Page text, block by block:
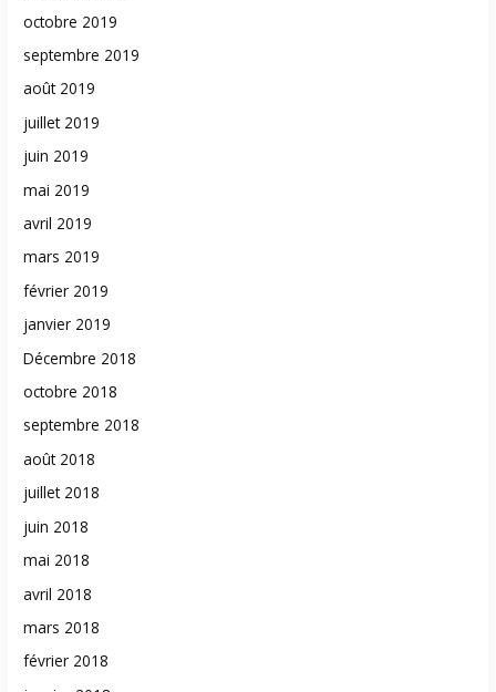
octobre 2019
septembre 2019
août 2019
juillet 2019
juin 2019
mai 2019
avril 2019
mars 2019
février 2019
janvier 2019
Décembre 2018
octobre 2018
septembre 2018
août 2018
juillet 2018
juin 2018
mai 2018
avril 2018
mars 2018
février 2018